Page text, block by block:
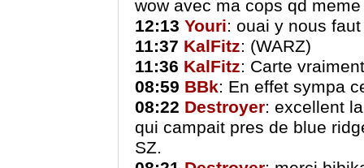
wow avec ma cops qd meme
12:13 Youri: ouai y nous
11:37 KalFitz: (WARZ)
11:36 KalFitz: Carte
08:59 BBk: En effet sympa
08:22 Destroyer: excellent
qui campait pres de blue
SZ.